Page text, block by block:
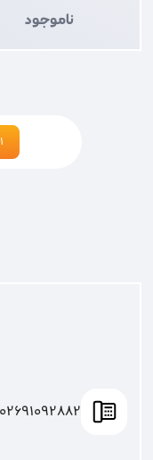
ناموجود
1
02691092882